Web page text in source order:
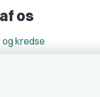
os
kredse